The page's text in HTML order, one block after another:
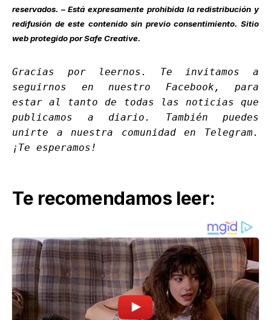
reservados. – Está expresamente prohibida la redistribución y
redifusión de este contenido sin previo consentimiento. Sitio
web protegido por Safe Creative.
Gracias por leernos. Te invitamos a
seguirnos en nuestro Facebook , para
estar al tanto de todas las noticias que
publicamos a diario. También puedes
unirte a nuestra comunidad en Telegram.
¡Te esperamos!
Te recomendamos leer: